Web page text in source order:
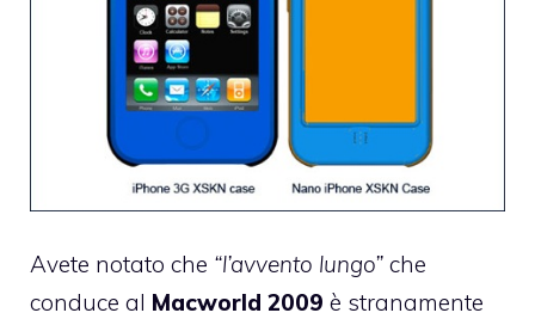
Avete notato che “l’avvento lungo” che
conduce al Macworld 2009 è stranamente